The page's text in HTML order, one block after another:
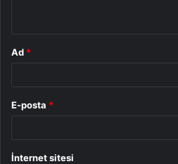
Ad *
E-posta *
İnternet sitesi